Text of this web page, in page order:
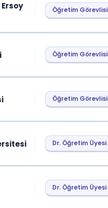
Öğretim Görevlisi
Öğretim Görevlisi
Öğretim Görevlisi
Dr. Öğretim Üyesi
Dr. Öğretim Üyesi